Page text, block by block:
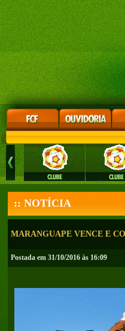
:: NOTÍCIA
MARANGUAPE VENCE E
Postada em 31/10/2016 às 16:09